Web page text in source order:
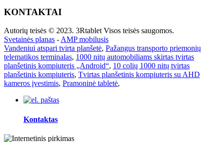
KONTAKTAI
Autorių teisės © 2023. 3Rtablet Visos teisės saugomos.
Svetainės planas - AMP mobilusis
Vandeniui atspari tvirta planšetė, Pažangus transporto priemonių
telematikos terminalas, 1000 nitų automobiliams skirtas tvirtas
planšetinis kompiuteris „Android“, 10 colių 1000 nitų tvirtas
planšetinis kompiuteris, Tvirtas planšetinis kompiuteris su AHD
kameros įvestimis, Pramoninė tabletė,
Kontaktas